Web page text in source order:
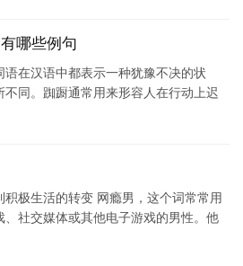
哪些例句
在汉语中都表示一种犹豫不决的状
同。踟蹰通常用来形容人在行动上迟
极生活的转变 网瘾男，这个词常常用
社交媒体或其他电子游戏的男性。他